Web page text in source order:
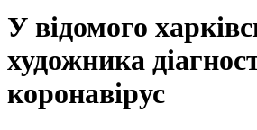
У відомого
художника
коронавірус